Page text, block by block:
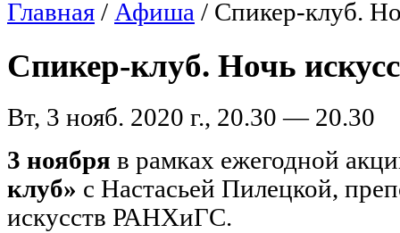
Вы здесь
Главная / Афиша / Спикер-клуб.
Спикер-клуб. Ночь
Вт, 3 нояб. 2020 г., 20.30 — 20.30
3 ноября в рамках ежегодной
клуб» с Настасьей Пилецкой,
искусств РАНХиГС.